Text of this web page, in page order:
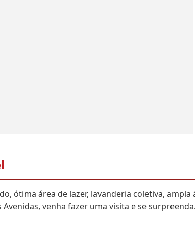
ótima área de lazer, lavanderia coletiva,
venha fazer uma visita e se